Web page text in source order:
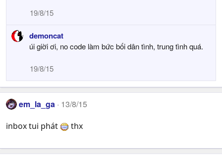
19/8/15
demoncat
úi giời ơi, no code làm bức bối dân tình, trung tình quá.
19/8/15
em_la_ga 13/8/15
inbox tui phát thx